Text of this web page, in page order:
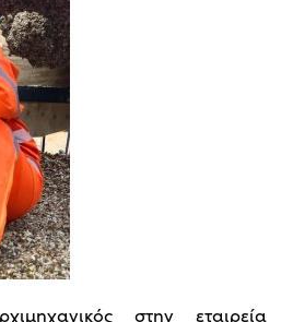
στην εταιρεία